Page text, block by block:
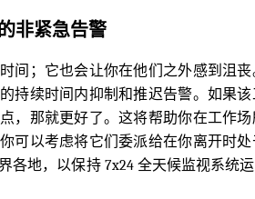
非紧急告警
间；它也会让你在他们之外感到沮
持续时间内抑制和推迟告警。如果
，那就更好了。这将帮助你在工作
可以考虑将它们委派给在你离开时
各地，以保持 7x24 全天候监视系统